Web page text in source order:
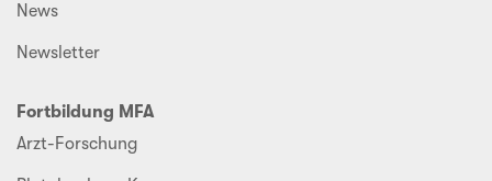
News
Newsletter
Fortbildung MFA
Arzt-Forschung